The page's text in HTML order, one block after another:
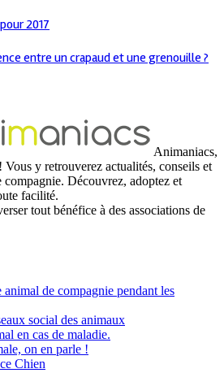
2017
entre un crapaud et une grenouille ?
Animaniacs,
y retrouverez actualités, conseils et
compagnie. Découvrez, adoptez et
facilité.
tout bénéfice à des associations de
animal de compagnie pendant les
social des animaux
en cas de maladie.
on en parle !
Chien